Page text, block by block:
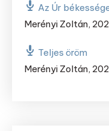
Az Úr
Merényi Zoltán,
Teljes öröm
Merényi Zoltán,